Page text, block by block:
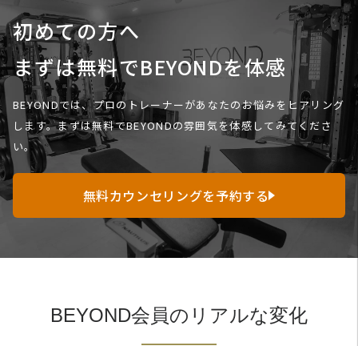
初めての方へ
まずは無料でBEYONDを体感
BEYONDでは、プロのトレーナーがあなたのお悩みをヒアリング
します。まずは無料でBEYONDの雰囲気を体感してみてくださ
い。
無料カウンセリングを予約する
BEYOND会員のリアルな変化